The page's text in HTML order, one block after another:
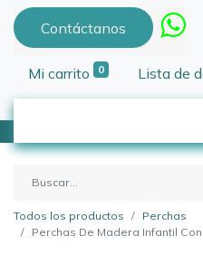
Contáctanos
Mi carrito 0 Lista de
Todos los productos
Perchas
Perchas De Madera Infantil